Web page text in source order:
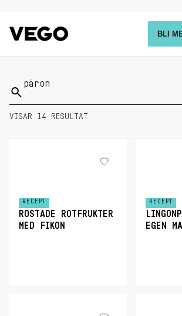
BLI
Sök
på:
VISAR 14 RESULTAT
RECEPT
ROSTADE ROTFRUKTER
MED FIKON
RECEPT
EGEN